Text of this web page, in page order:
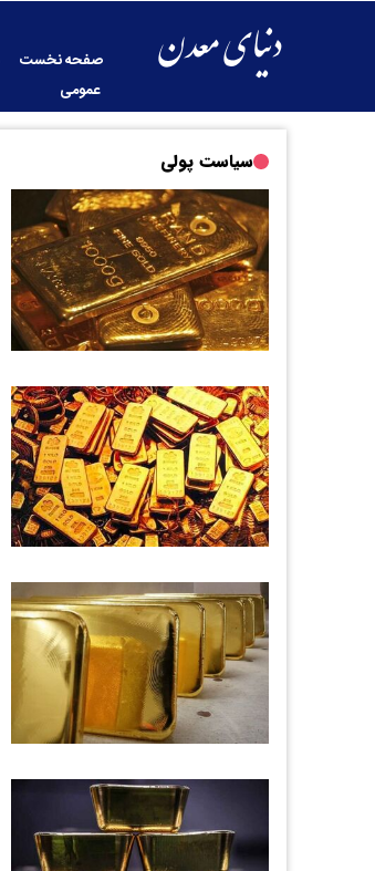
صفحه نخست
عمومی
سیاست پولی